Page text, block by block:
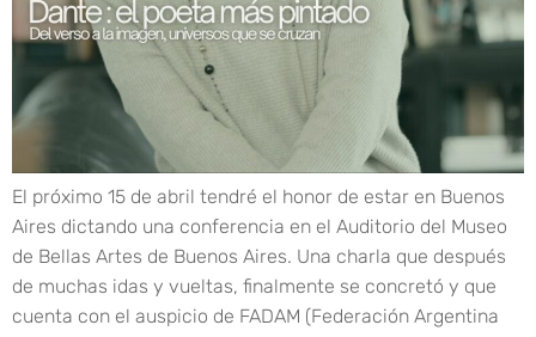
El próximo 15 de abril tendré el honor de estar en Buenos
Aires dictando una conferencia en el Auditorio del Museo
de Bellas Artes de Buenos Aires. Una charla que después
de muchas idas y vueltas, finalmente se concretó y que
cuenta con el auspicio de FADAM (Federación Argentina